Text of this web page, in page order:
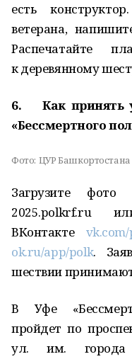
есть
ветерана,
Распечатайте
к деревянному
6. Как принять
«Бессмертного
Фото: ЦУР Башкортостана
Загрузите
2025.polkrf.ru
ВКонтакте
ok.ru/app/polk.
шествии
В Уфе
пройдет по
ул. им. города